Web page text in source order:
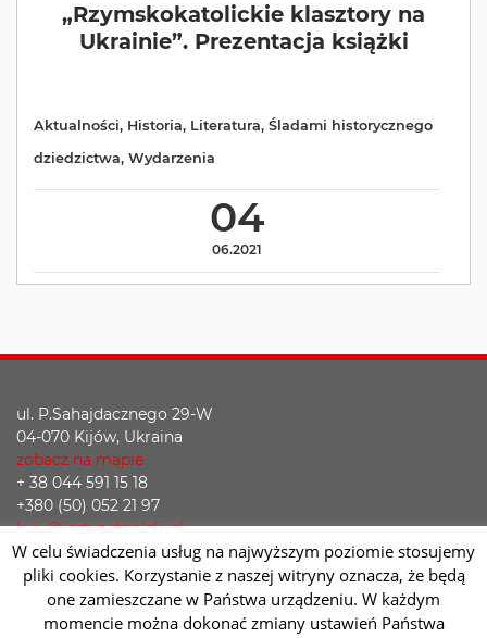
„Rzymskokatolickie klasztory na
Ukrainie”. Prezentacja książki
04
06.2021
Aktualności, Historia, Literatura, Śladami historycznego
dziedzictwa, Wydarzenia
ul. P.Sahajdacznego 29-W
04-070 Kijów, Ukraina
zobacz na mapie
+ 38 044 591 15 18
+380 (50) 052 21 97
kyiv@instytutpolski.pl
Deklaracja dostępności
Facebook
Twitter
Youtube
Instagram
W celu świadczenia usług na najwyższym poziomie stosujemy
pliki cookies. Korzystanie z naszej witryny oznacza, że będą
one zamieszczane w Państwa urządzeniu. W każdym
momencie można dokonać zmiany ustawień Państwa